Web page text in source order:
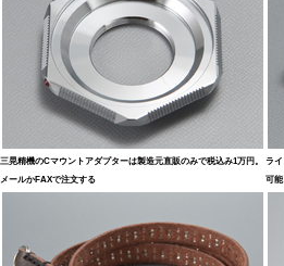
三晃精機のCマウントアダプターは製造元直販のみで税込み1万円。
メールかFAXで注文する
ラ
可